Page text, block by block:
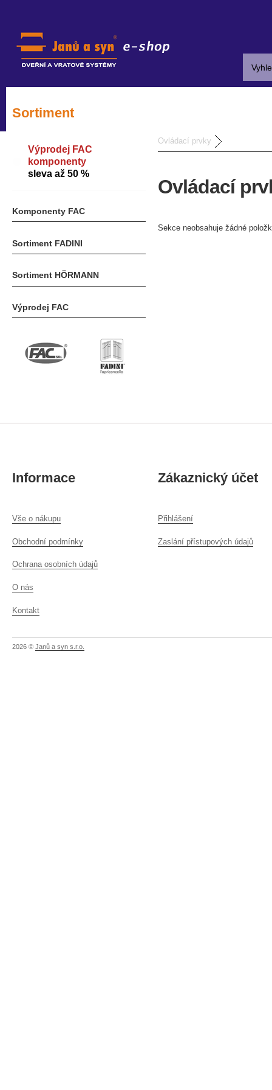
Sortiment
Výprodej FAC
komponenty
sleva až 50 %
Komponenty FAC
Sortiment FADINI
Sortiment HÖRMANN
Výprodej FAC
Ovládací prvky
Ovládací
Sekce neobsahuje žádné
Informace
Vše o nákupu
Obchodní podmínky
Ochrana osobních údajů
O nás
Kontakt
Zákaznický účet
Přihlášení
Zaslání přístupových údajů
2026 © Janů a syn s.r.o.